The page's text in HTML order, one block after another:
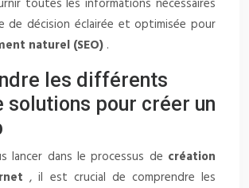
toutes les informations nécessaires
de décision éclairée et optimisée pour
naturel (SEO) .
les différents
solutions pour créer un
lancer dans le processus de création
, il est crucial de comprendre les